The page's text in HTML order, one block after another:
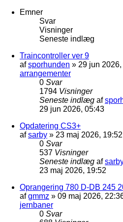
Emner
Svar
Visninger
Seneste indlæg
Traincontroller ver 9
afsporhunden » 29 jun
arrangementer
0 Svar
1794 Visninger
Seneste indlæg af
29 jun 2026, 05:43
Opdatering CS3+
afsarby » 23 maj 2026, 19:52
0 Svar
537 Visninger
Seneste indlæg af
23 maj 2026, 19:52
Oprangering 780 D-DB 245
afgmmz » 09 maj 2026,
jernbaner
0 Svar